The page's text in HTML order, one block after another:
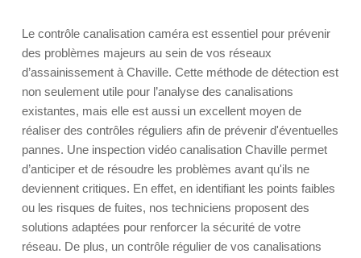
Le contrôle canalisation caméra est essentiel pour prévenir
des problèmes majeurs au sein de vos réseaux
d’assainissement à Chaville. Cette méthode de détection est
non seulement utile pour l’analyse des canalisations
existantes, mais elle est aussi un excellent moyen de
réaliser des contrôles réguliers afin de prévenir d'éventuelles
pannes. Une inspection vidéo canalisation Chaville permet
d’anticiper et de résoudre les problèmes avant qu'ils ne
deviennent critiques. En effet, en identifiant les points faibles
ou les risques de fuites, nos techniciens proposent des
solutions adaptées pour renforcer la sécurité de votre
réseau. De plus, un contrôle régulier de vos canalisations